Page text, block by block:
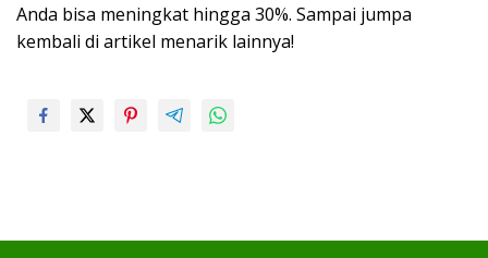
Anda bisa meningkat hingga 30%. Sampai jumpa
kembali di artikel menarik lainnya!